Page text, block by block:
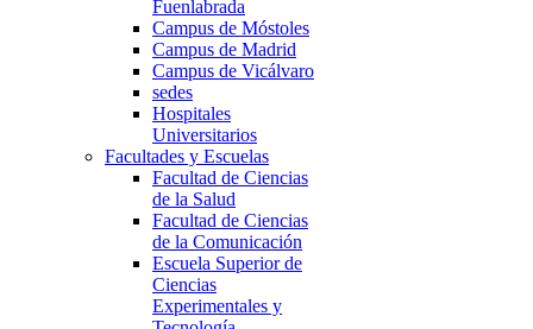
Fuenlabrada
Campus de Móstoles
Campus de Madrid
Campus de Vicálvaro
sedes
Hospitales
Universitarios
Facultades y Escuelas
Facultad de Ciencias
de la Salud
Facultad de Ciencias
de la Comunicación
Escuela Superior de
Ciencias
Experimentales y